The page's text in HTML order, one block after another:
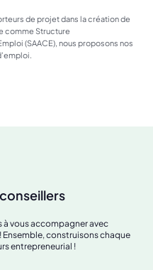
de projet dans la création de
comme Structure
(SAACE), nous proposons nos
à vous accompagner avec
construisons chaque
entrepreneurial !